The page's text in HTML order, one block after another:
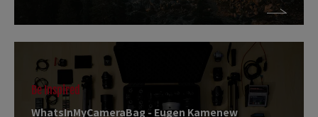
Be Inspired
WhatsInMyCameraBag - Eugen Kamenew